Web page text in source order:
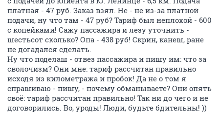
платная - 47 руб. Заказ взял. Не - не из-за платной
подачи, ну что там - 47 руб? Тариф был неплохой - 600
с копейками! Сажу пассажира и лезу уточнить -
шестьсот сколько? Опа - 438 руб! Скрин, канеш, ране
не догадался сделать.
Ну что поделаш - отвез пассажира и пишу им: что за
сволочизм? Они мне: тариф рассчитан правильно
исходя из километража и пробок! Да не о том я
спрашиваю - пишу, - почему обманываете? Они опять
своё: тариф рассчитан правильно! Так ни до чего и не
договорились. Во, уроды! Люди, будьте бдительны! ))